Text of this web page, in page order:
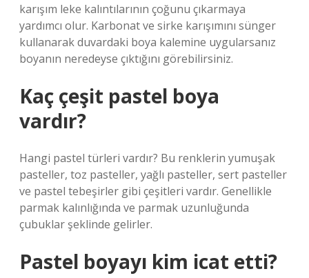
karışım leke kalıntılarının çoğunu çıkarmaya
yardımcı olur. Karbonat ve sirke karışımını sünger
kullanarak duvardaki boya kalemine uygularsanız
boyanın neredeyse çıktığını görebilirsiniz.
Kaç çeşit pastel boya
vardır?
Hangi pastel türleri vardır? Bu renklerin yumuşak
pasteller, toz pasteller, yağlı pasteller, sert pasteller
ve pastel tebeşirler gibi çeşitleri vardır. Genellikle
parmak kalınlığında ve parmak uzunluğunda
çubuklar şeklinde gelirler.
Pastel boyayı kim icat etti?